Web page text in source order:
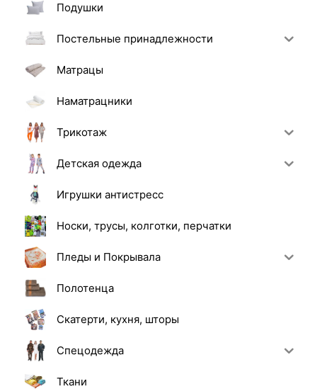
Подушки
Постельные принадлежности
Матрацы
Наматрацники
Трикотаж
Детская одежда
Игрушки антистресс
Носки, трусы, колготки, перчатки
Пледы и Покрывала
Полотенца
Скатерти, кухня, шторы
Спецодежда
Ткани